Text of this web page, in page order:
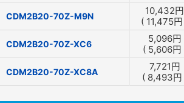
CDM2B20-70Z-M9N 10,432円
( 11,475円
CDM2B20-70Z-XC6 5,096円
( 5,606円
CDM2B20-70Z-XC8A 7,721円
( 8,493円